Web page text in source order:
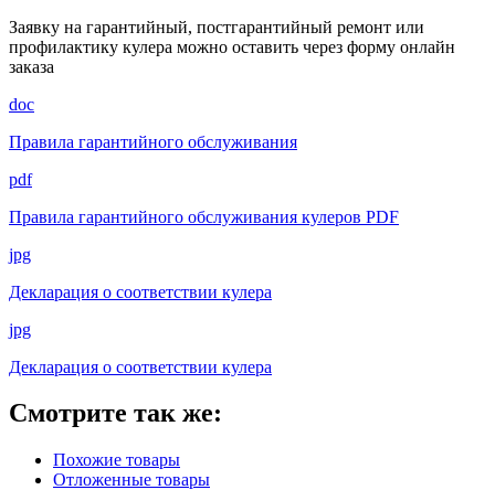
Заявку на гарантийный, постгарантийный ремонт или
профилактику кулера можно оставить через форму онлайн
заказа
doc
Правила гарантийного обслуживания
pdf
Правила гарантийного обслуживания кулеров PDF
jpg
Декларация о соответствии кулера
jpg
Декларация о соответствии кулера
Смотрите так же:
Похожие товары
Отложенные товары